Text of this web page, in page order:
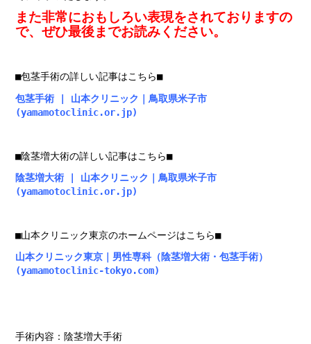
また非常におもしろい表現をされておりますの
で、ぜひ最後までお読みください。
■包茎手術の詳しい記事はこちら■
包茎手術 | 山本クリニック｜鳥取県米子市
(yamamotoclinic.or.jp)
■陰茎増大術の詳しい記事はこちら■
陰茎増大術 | 山本クリニック｜鳥取県米子市
(yamamotoclinic.or.jp)
■山本クリニック東京のホームページはこちら■
山本クリニック東京｜男性専科（陰茎増大術・包茎手術）
(yamamotoclinic-tokyo.com)
手術内容：陰茎増大手術